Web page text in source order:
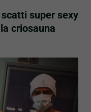
super sexy
criosauna